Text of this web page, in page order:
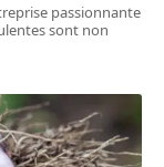
passionnante
sont non